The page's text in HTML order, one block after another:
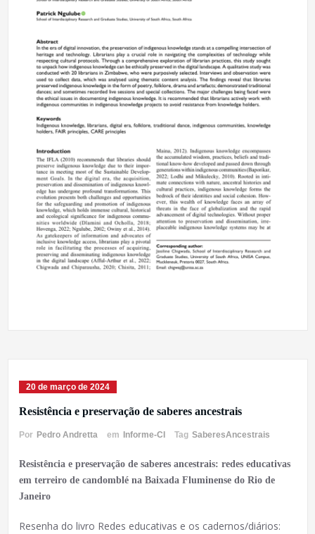
20 de março de 2024
Resistência e preservação de saberes ancestrais
Por Pedro Andretta em Informe-CI Tag SaberesAncestrais
Resistência e preservação de saberes ancestrais: redes educativas
em terreiro de candomblé na Baixada Fluminense do Rio de
Janeiro
Resenha do livro Redes educativas e os cadernos/diários: